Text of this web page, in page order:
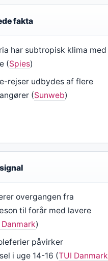
fakta
har subtropisk klima med
(Spies)
rejser udbydes af flere
(Sunweb)
overgangen fra
til forår med lavere
Danmark)
påvirker
i uge 14-16 (TUI Danmark